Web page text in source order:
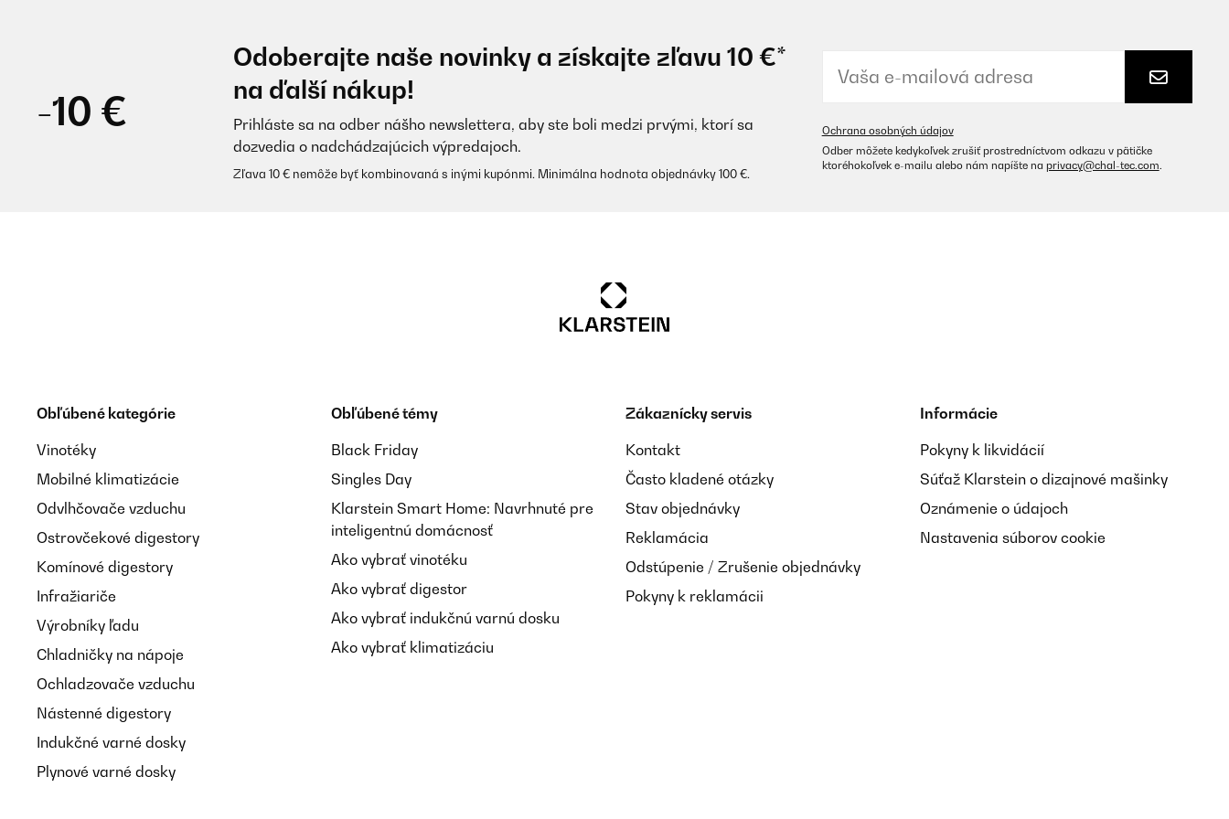
-10 €
Odoberajte naše novinky a získajte zľavu 10 €*
na ďalší nákup!
Prihláste sa na odber nášho newslettera, aby ste boli medzi prvými, ktorí sa
dozvedia o nadchádzajúcich výpredajoch.
Zľava 10 € nemôže byť kombinovaná s inými kupónmi. Minimálna hodnota objednávky 100 €.
Ochrana osobných údajov
Odber môžete kedykoľvek zrušiť prostredníctvom odkazu v pätičke
ktoréhokoľvek e-mailu alebo nám napíšte na privacy@chal-tec.com.
Obľúbené kategórie
Vinotéky
Mobilné klimatizácie
Odvlhčovače vzduchu
Ostrovčekové digestory
Komínové digestory
Infražiariče
Výrobníky ľadu
Chladničky na nápoje
Ochladzovače vzduchu
Nástenné digestory
Indukčné varné dosky
Plynové varné dosky
Obľúbené témy
Black Friday
Singles Day
Klarstein Smart Home: Navrhnuté pre
inteligentnú domácnosť
Ako vybrať vinotéku
Ako vybrať digestor
Ako vybrať indukčnú varnú dosku
Ako vybrať klimatizáciu
Zákaznícky servis
Kontakt
Často kladené otázky
Stav objednávky
Reklamácia
Odstúpenie / Zrušenie objednávky
Pokyny k reklamácii
Informácie
Pokyny k likvidácií
Súťaž Klarstein o dizajnové mašinky
Oznámenie o údajoch
Nastavenia súborov cookie